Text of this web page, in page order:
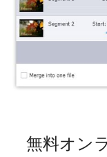
無料オン